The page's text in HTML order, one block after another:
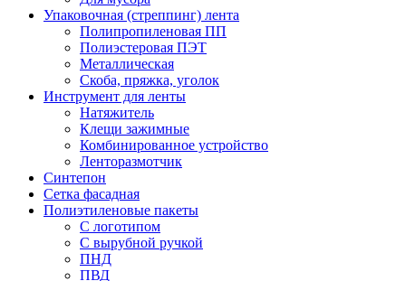
Упаковочная (стреппинг) лента
Полипропиленовая ПП
Полиэстеровая ПЭТ
Металлическая
Скоба, пряжка, уголок
Инструмент для ленты
Натяжитель
Клещи зажимные
Комбинированное устройство
Ленторазмотчик
Синтепон
Сетка фасадная
Полиэтиленовые пакеты
С логотипом
С вырубной ручкой
ПНД
ПВД